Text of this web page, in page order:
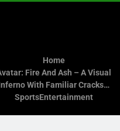
Home
Fire And Ash – A Visual
With Familiar Cracks…
SportsEntertainment